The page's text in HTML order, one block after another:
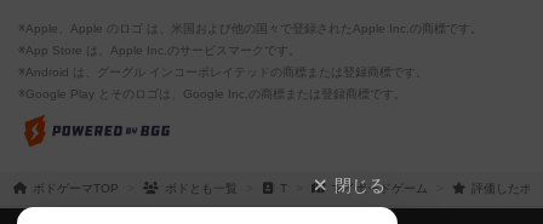
※Apple、Apple のロゴ は、米国および他の国々で登録されたApple Inc.の商標です。
※App Store は、Apple Inc.のサービスマークです。
※Android は、グーグル インコーポレイテッドの商標または登録商標です。
※Google Play とそのロゴは、Google Inc.の商標または登録商標です。
ボドゲーマTOP ボドとも一覧 T マイボードゲーム 評価したボ
閉じる